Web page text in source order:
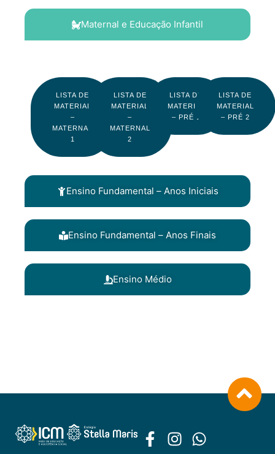
Maternal e Educação Infantil
Ensino Fundamental – Anos Iniciais
Ensino Fundamental – Anos Finais
Ensino Médio
LISTA DE
MATERIAL
–
MATERNAL
1
LISTA DE
MATERIAL
–
MATERNAL
2
LISTA DE
MATERIAL
– PRÉ 1
LISTA DE
MATERIAL
– PRÉ 2